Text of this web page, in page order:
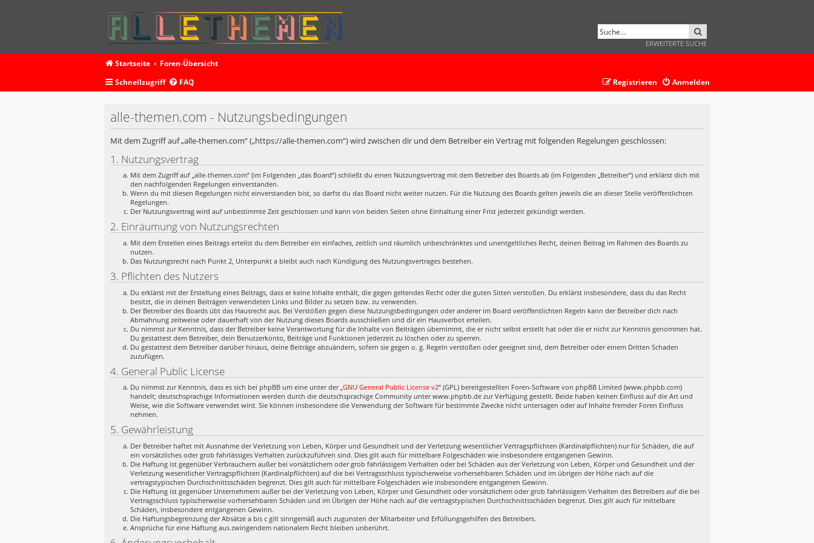
ERWEITERTE SUCHE
Startseite
Foren-Übersicht
Schnellzugriff
FAQ Anmelden
Registrieren
alle-themen.com - Nutzungsbedingungen
Mit dem Zugriff auf „alle-themen.com“ („https://alle-themen.com“) wird zwischen dir und dem Betreiber ein Vertrag mit folgenden Regelungen geschlossen:
1. Nutzungsvertrag
Mit dem Zugriff auf „alle-themen.com“ (im Folgenden „das Board“) schließt du einen Nutzungsvertrag mit dem Betreiber des Boards ab (im Folgenden „Betreiber“) und erklärst dich mit
den nachfolgenden Regelungen einverstanden.
Wenn du mit diesen Regelungen nicht einverstanden bist, so darfst du das Board nicht weiter nutzen. Für die Nutzung des Boards gelten jeweils die an dieser Stelle veröffentlichten
Regelungen.
Der Nutzungsvertrag wird auf unbestimmte Zeit geschlossen und kann von beiden Seiten ohne Einhaltung einer Frist jederzeit gekündigt werden.
2. Einräumung von Nutzungsrechten
Mit dem Erstellen eines Beitrags erteilst du dem Betreiber ein einfaches, zeitlich und räumlich unbeschränktes und unentgeltliches Recht, deinen Beitrag im Rahmen des Boards zu
nutzen.
Das Nutzungsrecht nach Punkt 2, Unterpunkt a bleibt auch nach Kündigung des Nutzungsvertrages bestehen.
3. Pflichten des Nutzers
Du erklärst mit der Erstellung eines Beitrags, dass er keine Inhalte enthält, die gegen geltendes Recht oder die guten Sitten verstoßen. Du erklärst insbesondere, dass du das Recht
besitzt, die in deinen Beiträgen verwendeten Links und Bilder zu setzen bzw. zu verwenden.
Der Betreiber des Boards übt das Hausrecht aus. Bei Verstößen gegen diese Nutzungsbedingungen oder anderer im Board veröffentlichten Regeln kann der Betreiber dich nach
Abmahnung zeitweise oder dauerhaft von der Nutzung dieses Boards ausschließen und dir ein Hausverbot erteilen.
Du nimmst zur Kenntnis, dass der Betreiber keine Verantwortung für die Inhalte von Beiträgen übernimmt, die er nicht selbst erstellt hat oder die er nicht zur Kenntnis genommen hat.
Du gestattest dem Betreiber, dein Benutzerkonto, Beiträge und Funktionen jederzeit zu löschen oder zu sperren.
Du gestattest dem Betreiber darüber hinaus, deine Beiträge abzuändern, sofern sie gegen o. g. Regeln verstoßen oder geeignet sind, dem Betreiber oder einem Dritten Schaden
zuzufügen.
4. General Public License
Du nimmst zur Kenntnis, dass es sich bei phpBB um eine unter der „GNU General Public License v2“ (GPL) bereitgestellten Foren-Software von phpBB Limited (www.phpbb.com)
handelt; deutschsprachige Informationen werden durch die deutschsprachige Community unter www.phpbb.de zur Verfügung gestellt. Beide haben keinen Einfluss auf die Art und
Weise, wie die Software verwendet wird. Sie können insbesondere die Verwendung der Software für bestimmte Zwecke nicht untersagen oder auf Inhalte fremder Foren Einfluss
nehmen.
5. Gewährleistung
Der Betreiber haftet mit Ausnahme der Verletzung von Leben, Körper und Gesundheit und der Verletzung wesentlicher Vertragspflichten (Kardinalpflichten) nur für Schäden, die auf
ein vorsätzliches oder grob fahrlässiges Verhalten zurückzuführen sind. Dies gilt auch für mittelbare Folgeschäden wie insbesondere entgangenen Gewinn.
Die Haftung ist gegenüber Verbrauchern außer bei vorsätzlichem oder grob fahrlässigem Verhalten oder bei Schäden aus der Verletzung von Leben, Körper und Gesundheit und der
Verletzung wesentlicher Vertragspflichten (Kardinalpflichten) auf die bei Vertragsschluss typischerweise vorhersehbaren Schäden und im übrigen der Höhe nach auf die
vertragstypischen Durchschnittsschäden begrenzt. Dies gilt auch für mittelbare Folgeschäden wie insbesondere entgangenen Gewinn.
Die Haftung ist gegenüber Unternehmern außer bei der Verletzung von Leben, Körper und Gesundheit oder vorsätzlichem oder grob fahrlässigem Verhalten des Betreibers auf die bei
Vertragsschluss typischerweise vorhersehbaren Schäden und im Übrigen der Höhe nach auf die vertragstypischen Durchschnittsschäden begrenzt. Dies gilt auch für mittelbare
Schäden, insbesondere entgangenen Gewinn.
Die Haftungsbegrenzung der Absätze a bis c gilt sinngemäß auch zugunsten der Mitarbeiter und Erfüllungsgehilfen des Betreibers.
Ansprüche für eine Haftung aus zwingendem nationalem Recht bleiben unberührt.